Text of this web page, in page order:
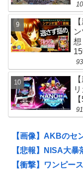
【画像】AKBのセ
【悲報】NISA大
【衝撃】ワンピー